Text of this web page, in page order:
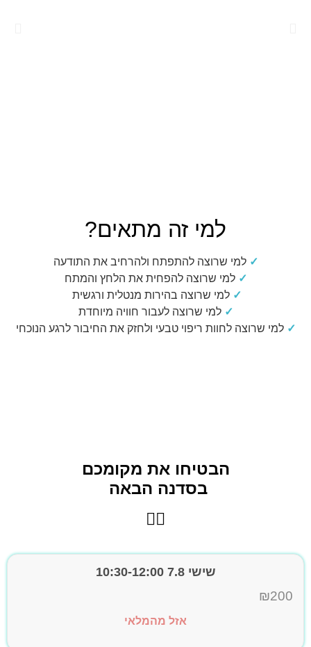
למי זה מתאים?
✓ למי שרוצה להתפתח ולהרחיב את התודעה
✓ למי שרוצה להפחית את הלחץ והמתח
✓ למי שרוצה בהירות מנטלית ורגשית
✓ למי שרוצה לעבור חוויה מיוחדת
✓ למי שרוצה לחוות ריפוי טבעי ולחזק את החיבור לרגע הנוכחי
הבטיחו את מקומכם
בסדנה הבאה
👇🏼
שישי 7.8 10:30-12:00
₪200
אזל מהמלאי